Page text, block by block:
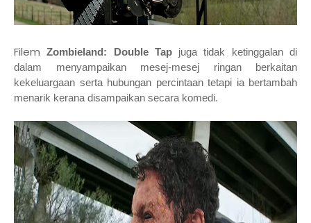
Filem Zombieland: Double Tapjuga tidak ketinggalan di
dalam menyampaikan mesej-mesej ringan berkaitan
kekeluargaan serta hubungan percintaan tetapi ia bertambah
menarik kerana disampaikan secara komedi.